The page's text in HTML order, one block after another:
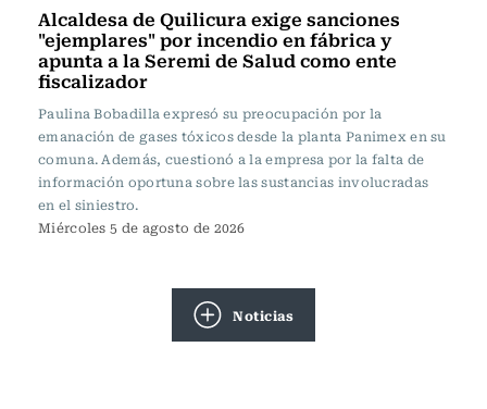
Alcaldesa de Quilicura exige sanciones
"ejemplares" por incendio en fábrica y
apunta a la Seremi de Salud como ente
fiscalizador
Paulina Bobadilla expresó su preocupación por la
emanación de gases tóxicos desde la planta Panimex en su
comuna. Además, cuestionó a la empresa por la falta de
información oportuna sobre las sustancias involucradas
en el siniestro.
Miércoles 5 de agosto de 2026
Noticias